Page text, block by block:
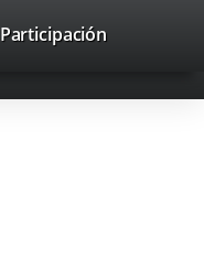
Participación